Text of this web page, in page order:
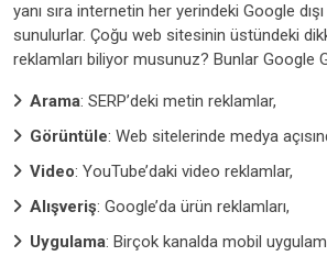
yanı sıra internetin her yerindeki Google
sunulurlar. Çoğu web sitesinin üstündeki
reklamları biliyor musunuz? Bunlar Google
Arama: SERP’deki metin reklamlar,
Görüntüle: Web sitelerinde medya
Video: YouTube’daki video reklamlar,
Alışveriş: Google’da ürün reklamları,
Uygulama: Birçok kanalda mobil